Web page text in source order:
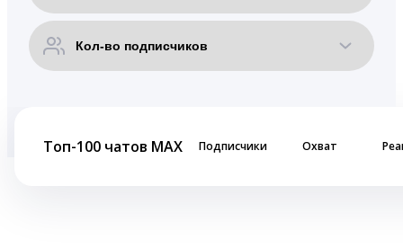
Топ-100 чатов MAX Подписчики Охват